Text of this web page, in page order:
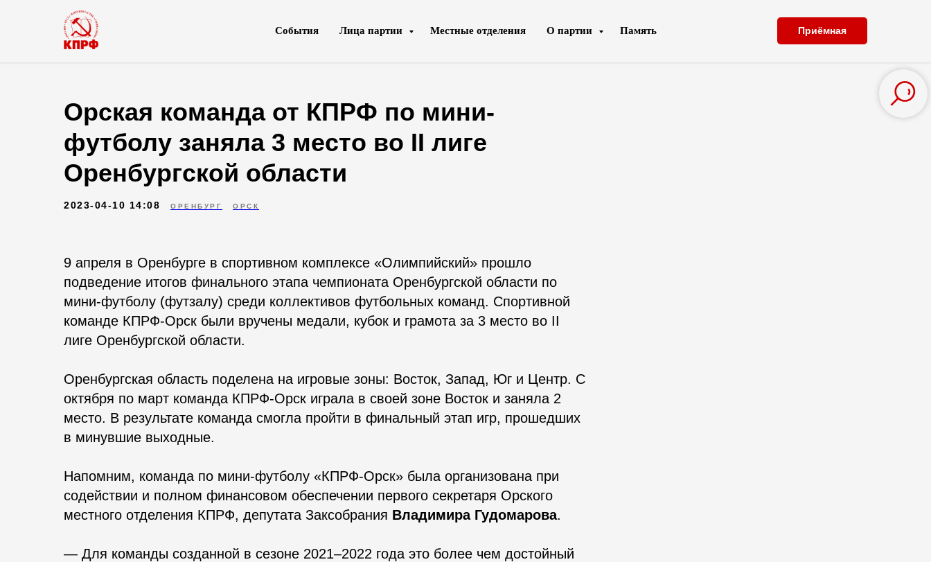
События Лица партии Местные отделения О партии Память Приёмная
Орская команда от КПРФ по мини-
футболу заняла 3 место во II лиге
Оренбургской области
2023-04-10 14:08 ОРЕНБУРГ ОРСК
9 апреля в Оренбурге в спортивном комплексе «Олимпийский» прошло
подведение итогов финального этапа чемпионата Оренбургской области по
мини-футболу (футзалу) среди коллективов футбольных команд. Спортивной
команде КПРФ-Орск были вручены медали, кубок и грамота за 3 место во II
лиге Оренбургской области.
Оренбургская область поделена на игровые зоны: Восток, Запад, Юг и Центр. С
октября по март команда КПРФ-Орск играла в своей зоне Восток и заняла 2
место. В результате команда смогла пройти в финальный этап игр, прошедших
в минувшие выходные.
Напомним, команда по мини-футболу «КПРФ-Орск» была организована при
содействии и полном финансовом обеспечении первого секретаря Орского
местного отделения КПРФ, депутата Заксобрания Владимира Гудомарова.
— Для команды созданной в сезоне 2021–2022 года это более чем достойный